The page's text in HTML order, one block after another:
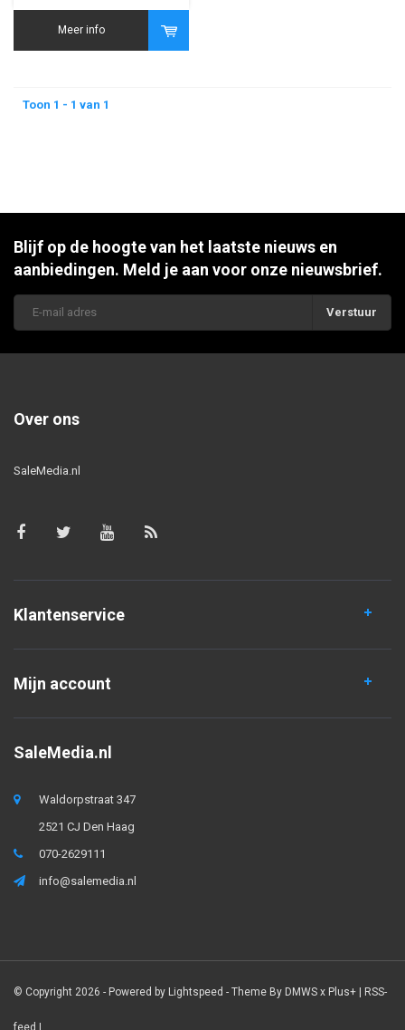
Meer info
Toon 1 - 1 van 1
Blijf op de hoogte van het laatste nieuws en
aanbiedingen. Meld je aan voor onze nieuwsbrief.
Verstuur
Over ons
SaleMedia.nl
Klantenservice
Mijn account
SaleMedia.nl
Waldorpstraat 347
2521 CJ Den Haag
070-2629111
info@salemedia.nl
© Copyright 2026 - Powered by Lightspeed - Theme By DMWS x Plus+ | RSS-
feed |